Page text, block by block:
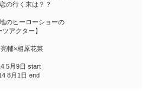
の行く末は？？
のヒーローショーの
ツアクター】
輔×相原花菜
5月9日 start
8月1日 end